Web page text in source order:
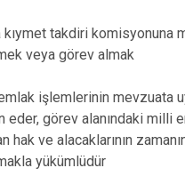
kıymet takdiri komisyonuna
veya görev almak
işlemlerinin mevzuata
eder, görev alanındaki milli
hak ve alacaklarının
yükümlüdür